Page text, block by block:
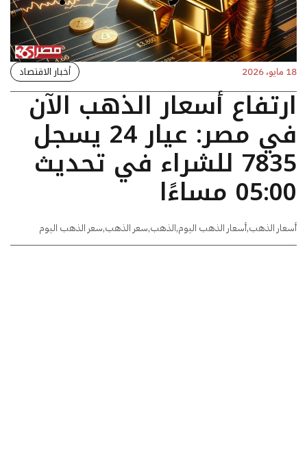
18 مايو، 2026 أخبار الاقتصاد
ارتفاع أسعار الذهب الآن
في مصر: عيار 24 يسجل
7835 للشراء في تحديث
05:00 مساءًا
أسعار الذهب,أسعار الذهب اليوم,الذهب,سعر الذهب,سعر الذهب اليوم